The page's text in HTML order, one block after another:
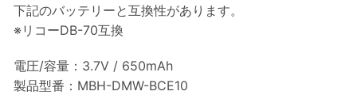
下記のバッテリーと互換性があります。
※リコーDB-70互換
電圧/容量：3.7V / 650mAh
製品型番：MBH-DMW-BCE10